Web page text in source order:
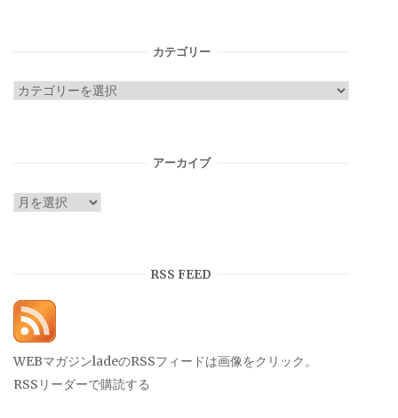
カテゴリー
カ
アーカイブ
ア
RSS FEED
WEBマガジンladeのRSSフィードは画像をクリック。
RSSリーダーで購読する